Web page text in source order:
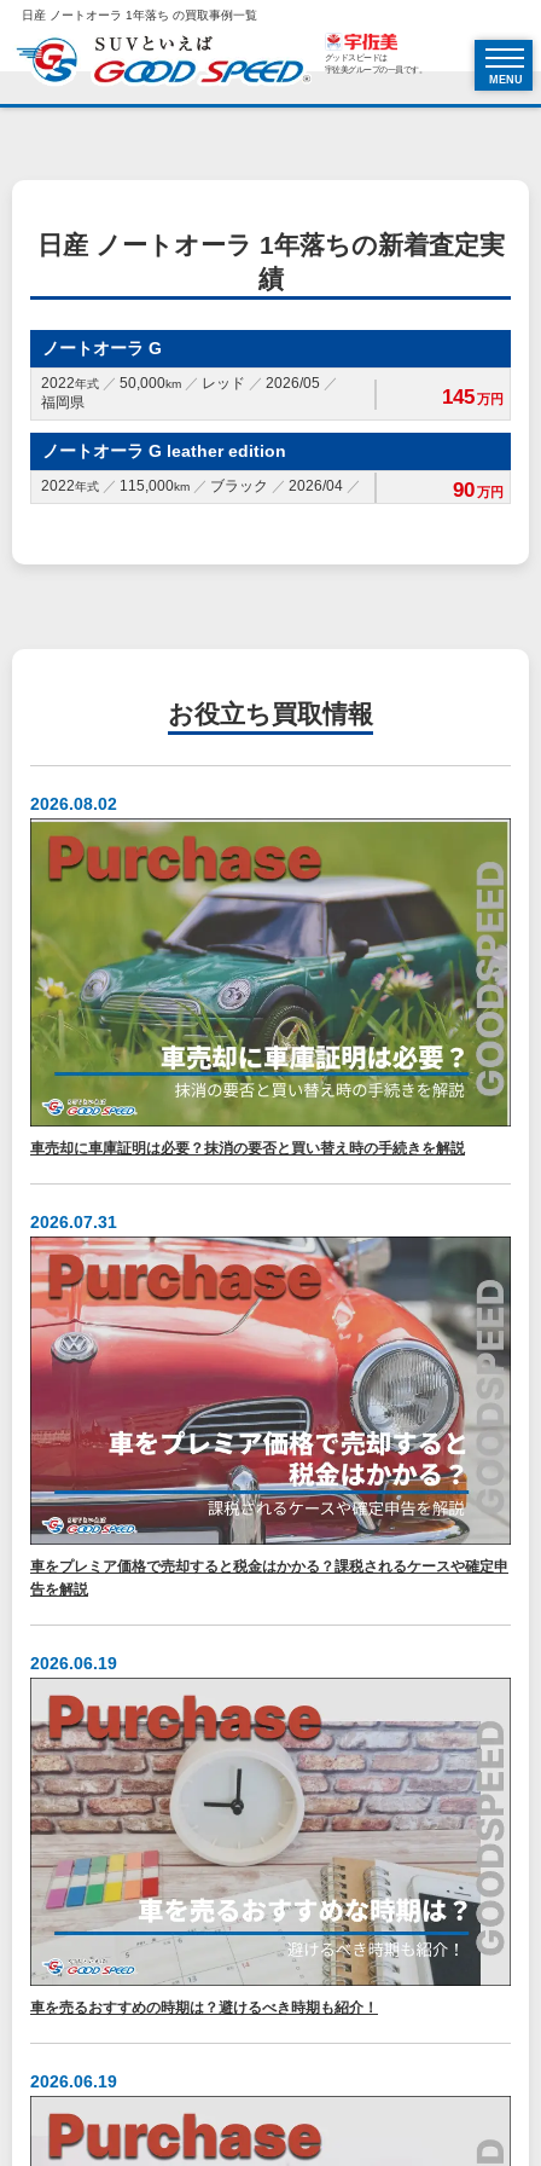
日産 ノートオーラ 1年落ち の買取事例一覧
グッドスピードは
宇佐美グループの一員です。
MENU
日産 ノートオーラ 1年落ちの新着査定実
績
ノートオーラ G
2022年式 50,000km レッド
2026/05
福岡県
145万円
ノートオーラ G leather edition
2022年式 115,000km ブラック 2026/04 90万円
お役立ち 買取情報
2026.08.02
車売却に車庫証明は必要？抹消の要否と買い替え時の手続きを解説
2026.07.31
車をプレミア価格で売却すると税金はかかる？課税されるケースや確定申
告を解説
2026.06.19
車を売るおすすめの時期は？避けるべき時期も紹介！
2026.06.19